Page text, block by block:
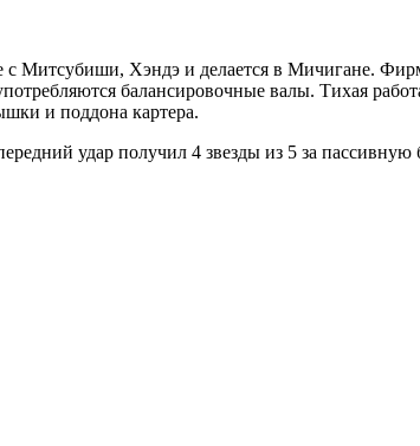
Митсубиши, Хэндэ и делается в Мичигане.
балансировочные валы. Тихая
и поддона картера.
удар получил 4 звезды из 5 за пассивную